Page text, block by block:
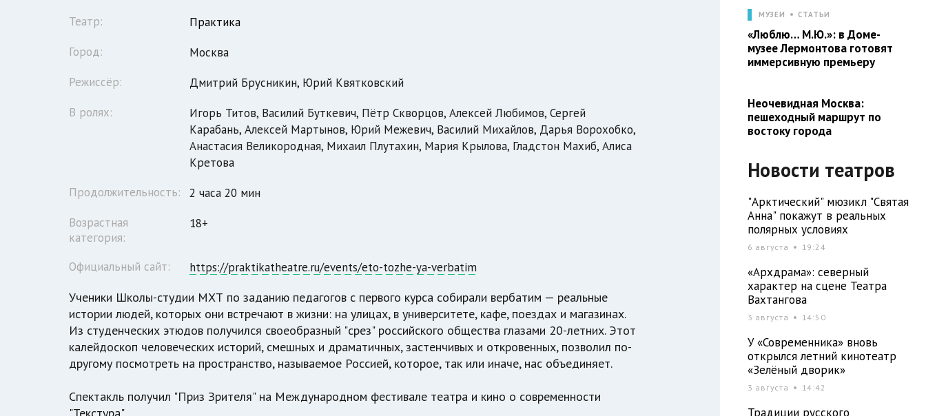
Театр:
Практика
Город:
Москва
Режиссёр:
Дмитрий Брусникин, Юрий Квятковский
В ролях:
Игорь Титов, Василий Буткевич, Пётр Скворцов, Алексей Любимов, Сергей
Карабань, Алексей Мартынов, Юрий Межевич, Василий Михайлов, Дарья Ворохобко,
Анастасия Великородная, Михаил Плутахин, Мария Крылова, Гладстон Махиб, Алиса
Кретова
Продолжительность:
2 часа 20 мин
Возрастная
категория:
18+
Официальный сайт: https://praktikatheatre.ru/events/eto-tozhe-ya-verbatim
Ученики Школы-студии МХТ по заданию педагогов с первого курса собирали вербатим — реальные
истории людей, которых они встречают в жизни: на улицах, в университете, кафе, поездах и магазинах.
Из студенческих этюдов получился своеобразный "срез" российского общества глазами 20-летних. Этот
калейдоскоп человеческих историй, смешных и драматичных, застенчивых и откровенных, позволил по-
другому посмотреть на пространство, называемое Россией, которое, так или иначе, нас объединяет.
Спектакль получил "Приз Зрителя" на Международном фестивале театра и кино о современности
"Текстура".
МУЗЕИ СТАТЬИ
«Люблю… М.Ю.»: в Доме-
музее Лермонтова готовят
иммерсивную премьеру
Неочевидная Москва:
пешеходный маршрут по
востоку города
Новости театров
"Арктический" мюзикл "Святая
Анна" покажут в реальных
полярных условиях
6 августа 19:24
«Архдрама»: северный
характер на сцене Театра
Вахтангова
3 августа 14:50
У «Современника» вновь
открылся летний кинотеатр
«Зелёный дворик»
3 августа 14:42
Традиции русского